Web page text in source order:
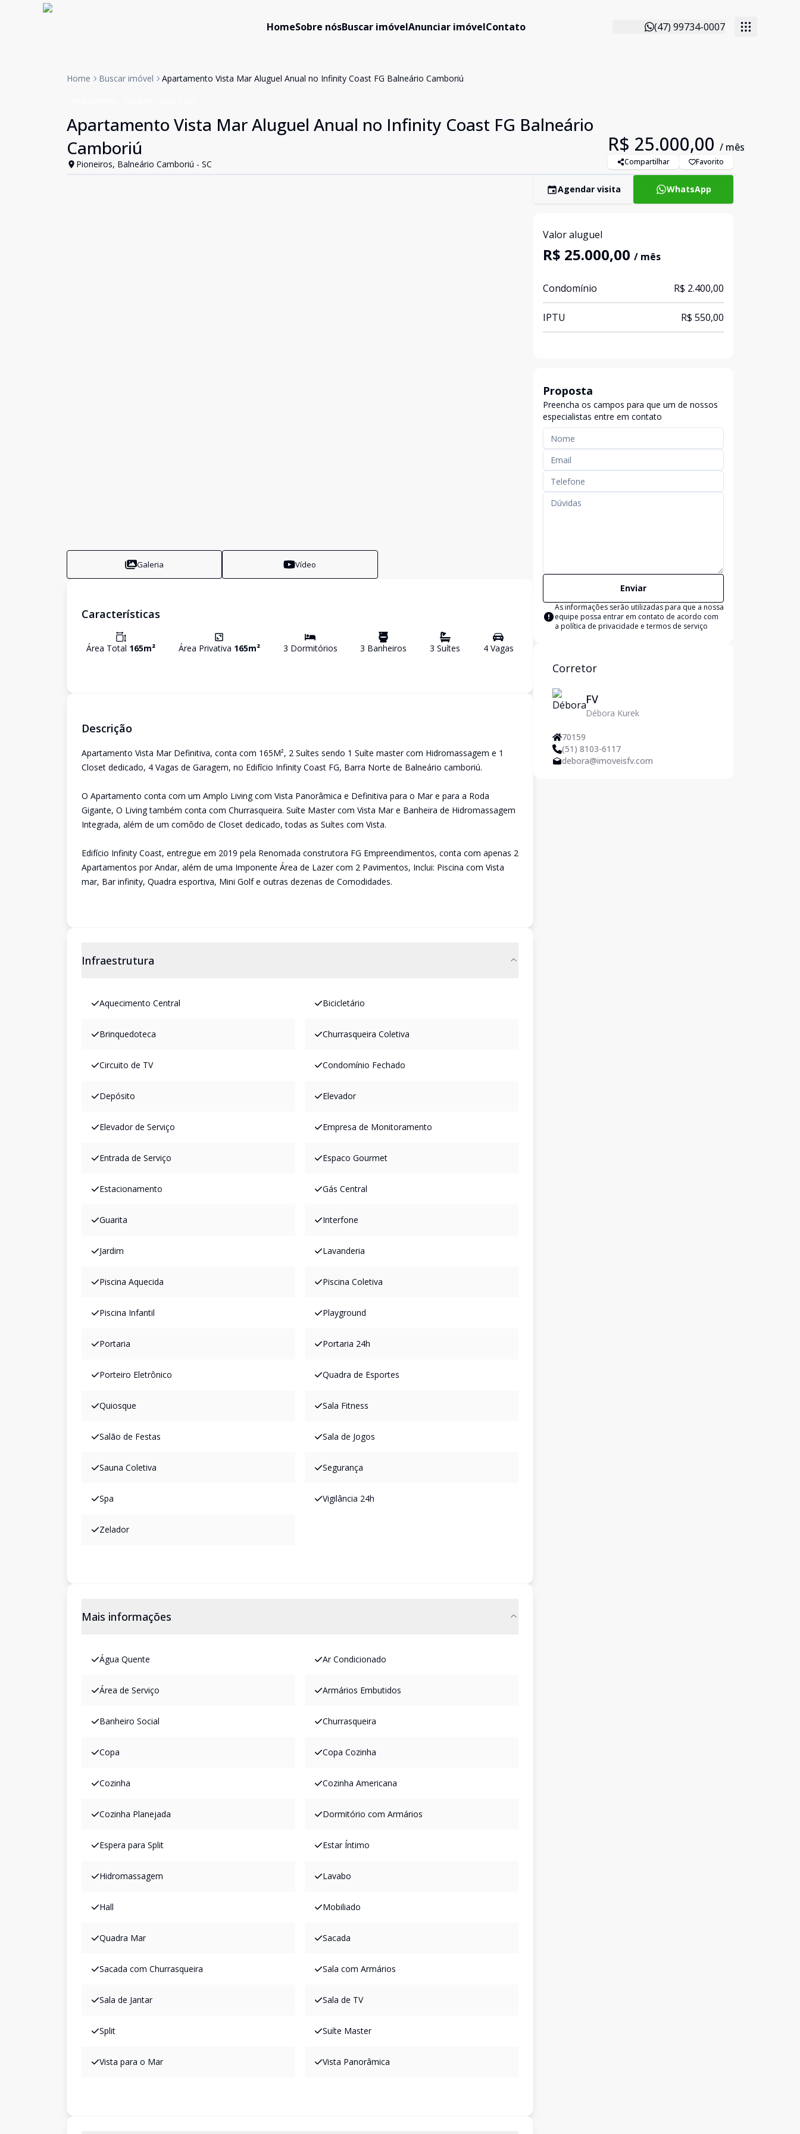
HomeSobre nósBuscar imóvelAnunciar imóvelContato (47) 99734-0007
Home Buscar imóvel Apartamento Vista Mar Aluguel Anual no Infinity Coast FG Balneário Camboriú
Apartamento Vista Mar Aluguel Anual no Infinity Coast FG Balneário
Camboriú
Pioneiros, Balneário Camboriú - SC
R$ 25.000,00 / mês
Compartilhar Favorito
Galeria Vídeo
Características
Área Total 165m² Área Privativa 165m² 3 Dormitórios 3 Banheiros 3 Suítes 4Vagas
Descrição
Apartamento Vista Mar Definitiva, conta com 165M², 2 Suítes sendo 1 Suíte master com Hidromassagem e 1
Closet dedicado, 4 Vagas de Garagem, no Edifício Infinity Coast FG, Barra Norte de Balneário camboriú.
O Apartamento conta com um Amplo Living com Vista Panorâmica e Definitiva para o Mar e para a Roda
Gigante, O Living também conta com Churrasqueira. Suíte Master com Vista Mar e Banheira de Hidromassagem
Integrada, além de um comôdo de Closet dedicado, todas as Suítes com Vista.
Edifício Infinity Coast, entregue em 2019 pela Renomada construtora FG Empreendimentos, conta com apenas 2
Apartamentos por Andar, além de uma Imponente Área de Lazer com 2 Pavimentos, Inclui: Piscina com Vista
mar, Bar infinity, Quadra esportiva, Mini Golf e outras dezenas de Comodidades.
Infraestrutura
Aquecimento Central Bicicletário
Brinquedoteca Churrasqueira Coletiva
Circuito de TV Condomínio Fechado
Depósito Elevador
Elevador de Serviço Empresa de Monitoramento
Entrada de Serviço Espaco Gourmet
Estacionamento Gás Central
Guarita Interfone
Jardim Lavanderia
Piscina Aquecida Piscina Coletiva
Piscina Infantil Playground
Portaria Portaria 24h
Porteiro Eletrônico Quadra de Esportes
Quiosque Sala Fitness
Salão de Festas Sala de Jogos
Sauna Coletiva Segurança
Spa Vigilância 24h
Zelador
Mais informações
Água Quente Ar Condicionado
Área de Serviço Armários Embutidos
Banheiro Social Churrasqueira
Copa Copa Cozinha
Cozinha Cozinha Americana
Cozinha Planejada Dormitório com Armários
Espera para Split Estar Íntimo
Hidromassagem Lavabo
Hall Mobiliado
Quadra Mar Sacada
Sacada com Churrasqueira Sala com Armários
Sala de Jantar Sala de TV
Split Suíte Master
Vista para o Mar Vista Panorâmica
Agendar visita WhatsApp
Valor aluguel
R$ 25.000,00 / mês
Condomínio R$ 2.400,00
IPTU R$ 550,00
Proposta
Preencha os campos para que um de nossos
especialistas entre em contato
Enviar
As informações serão utilizadas para que a nossa
equipe possa entrar em contato de acordo com
a política de privacidade e termos de serviço
Corretor
FV
Débora Kurek
70159
(51) 8103-6117
debora@imoveisfv.com